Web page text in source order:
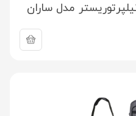
مدل ساران